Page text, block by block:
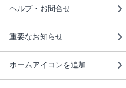
ヘルプ・お問合せ
重要なお知らせ
ホームアイコンを追加